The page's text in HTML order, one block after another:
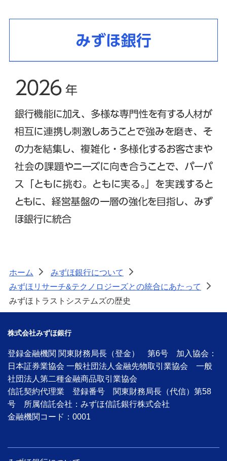
ホーム > みずほ銀行について
>
みずほリサーチ&テクノロジーズとの統合にあたって
>
みずほトラストシステムズの歴史
株式会社みずほ銀行
登録金融機関 関東財務局長（登金） 第6号 加入協会：
日本証券業協会 一般社団法人金融先物取引業協会 一般
社団法人第二種金融商品取引業協会
信託契約代理業 登録番号 関東財務局長（代信）第58
号 所属信託会社：みずほ信託銀行株式会社
金融機関コード：0001